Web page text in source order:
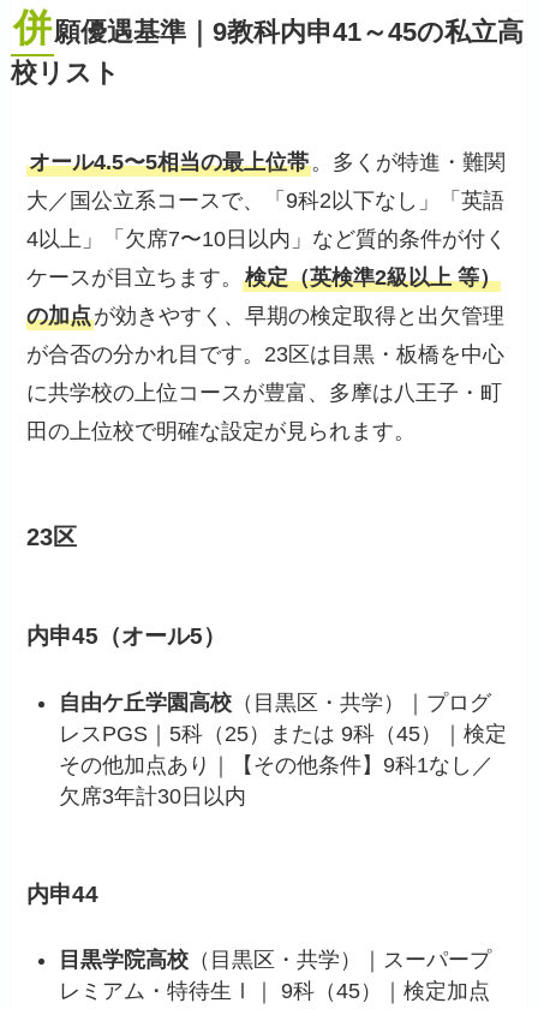
併願優遇基準｜9教科内申41～45の私立高
校リスト
オール4.5〜5相当の最上位帯。多くが特進・難関
大／国公立系コースで、「9科2以下なし」「英語
4以上」「欠席7〜10日以内」など質的条件が付く
ケースが目立ちます。検定（英検準2級以上 等）
の加点が効きやすく、早期の検定取得と出欠管理
が合否の分かれ目です。23区は目黒・板橋を中心
に共学校の上位コースが豊富、多摩は八王子・町
田の上位校で明確な設定が見られます。
23区
内申45（オール5）
自由ケ丘学園高校 （目黒区・共学）｜プログ
レスPGS｜5科（25）または 9科（45）｜検定
その他加点あり｜【その他条件】9科1なし／
欠席3年計30日以内
内申44
目黒学院高校 （目黒区・共学）｜スーパープ
レミアム・特待生Ⅰ｜ 9科（45）｜検定加点